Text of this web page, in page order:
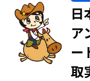
日
ア
ー
取